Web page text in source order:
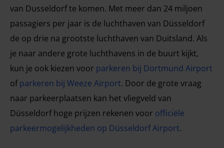
van Dusseldorf te komen. Met meer dan 24 miljoen
passagiers per jaar is de luchthaven van Düsseldorf
de op drie na grootste luchthaven van Duitsland. Als
je naar andere grote luchthavens in de buurt kijkt,
kun je ook kiezen voor parkeren bij Dortmund Airport
ofparkeren bij Weeze Airport. Door de grote vraag
naar parkeerplaatsen kan het vliegveld van
Düsseldorf hoge prijzen rekenen voor officiële
parkeermogelijkheden op Düsseldorf Airport.